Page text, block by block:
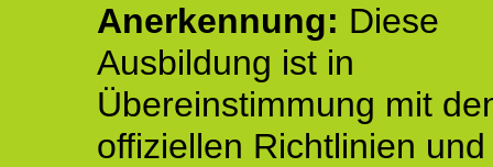
Anerkennung: Diese
Ausbildung ist in
Übereinstimmung mit
offiziellen Richtlinien